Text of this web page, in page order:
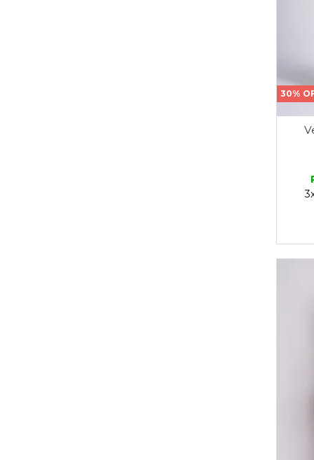
30%